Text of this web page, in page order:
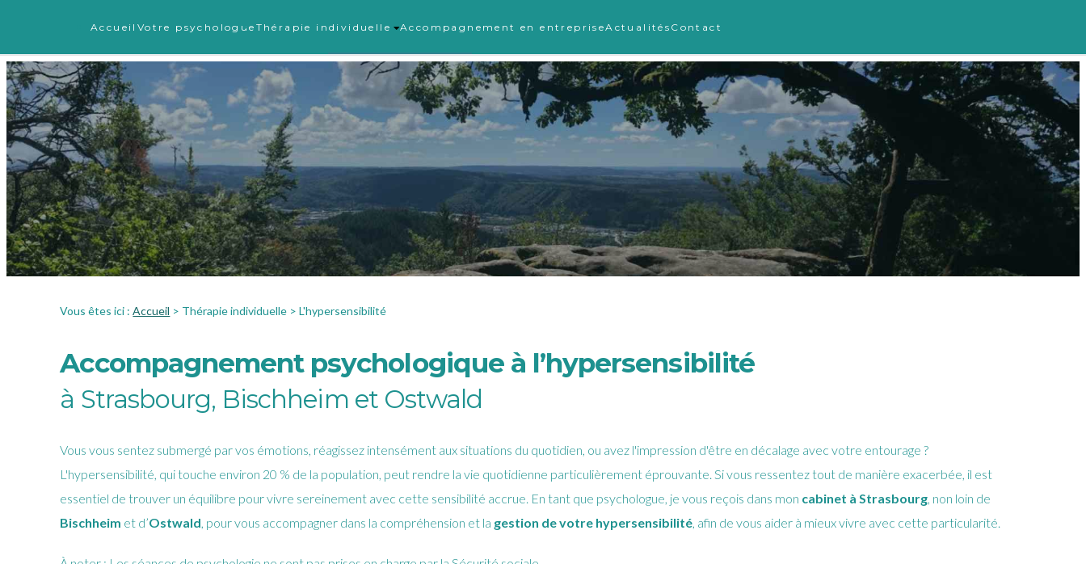
Accueil Votre psychologue Thérapie individuelle Accompagnement en entrepriseActualités Contact
Vous êtes ici : Accueil > Thérapie individuelle > L'hypersensibilité
Accompagnement psychologique à l’hypersensibilité
à Strasbourg, Bischheim et Ostwald
Vous vous sentez submergé par vos émotions, réagissez intensément aux situations du quotidien, ou avez l'impression d'être en décalage avec votre entourage ?
L'hypersensibilité, qui touche environ 20 % de la population, peut rendre la vie quotidienne particulièrement éprouvante. Si vous ressentez tout de manière exacerbée, il est
essentiel de trouver un équilibre pour vivre sereinement avec cette sensibilité accrue. En tant que psychologue, je vous reçois dans mon cabinet à Strasbourg, non loin de
Bischheim et d’Ostwald, pour vous accompagner dans la compréhension et la gestion de votre hypersensibilité, afin de vous aider à mieux vivre avec cette particularité.